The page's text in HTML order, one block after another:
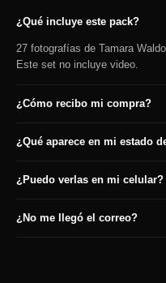
¿Qué incluye este pack?
27 fotografías de Tamara
Este set no incluye video.
¿Cómo recibo mi compra?
¿Qué aparece en mi estado
¿Puedo verlas en mi celular?
¿No me llegó el correo?